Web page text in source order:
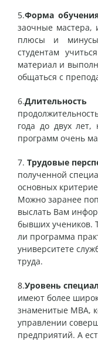
5.Форма
заочные мастера,
плюсы и
студентам
материал и
общаться с
6.
года до двух лет,
программ очень
7. Трудовые
полученной
основных
Можно заранее
выслать Вам
бывших учеников.
ли программа
университете
труда.
8.Уровень
имеют более
знаменитые МВА,
управлении
предприятий. А